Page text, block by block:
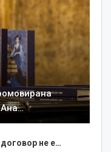
не е…